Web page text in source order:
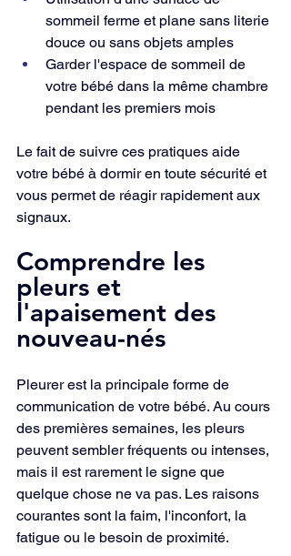
sommeil ferme et plane sans literie
douce ou sans objets amples
Garder l'espace de sommeil de
votre bébé dans la même chambre
pendant les premiers mois
Le fait de suivre ces pratiques aide
votre bébé à dormir en toute sécurité et
vous permet de réagir rapidement aux
signaux.
Comprendre les
pleurs et
l'apaisement des
nouveau-nés
Pleurer est la principale forme de
communication de votre bébé. Au cours
des premières semaines, les pleurs
peuvent sembler fréquents ou intenses,
mais il est rarement le signe que
quelque chose ne va pas. Les raisons
courantes sont la faim, l'inconfort, la
fatigue ou le besoin de proximité.